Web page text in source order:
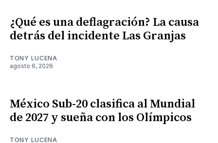
¿Qué es una deflagración? La causa
detrás del incidente Las Granjas
TONY LUCENA
agosto 6, 2026
México Sub-20 clasifica al Mundial
de 2027 y sueña con los Olímpicos
TONY LUCENA